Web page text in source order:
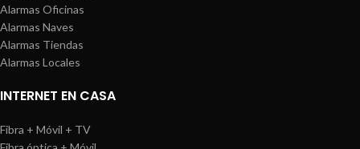
Alarmas Oficinas
Alarmas Naves
Alarmas Tiendas
Alarmas Locales
INTERNET EN CASA
Fibra + Móvil + TV